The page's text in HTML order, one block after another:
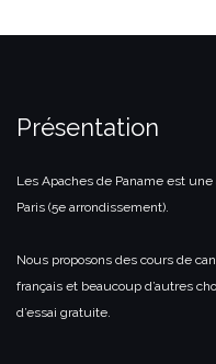
Présentation
Les Apaches de Paname est une
Paris (5e arrondissement).
Nous proposons des cours de
français et beaucoup d’autres
d’essai gratuite.